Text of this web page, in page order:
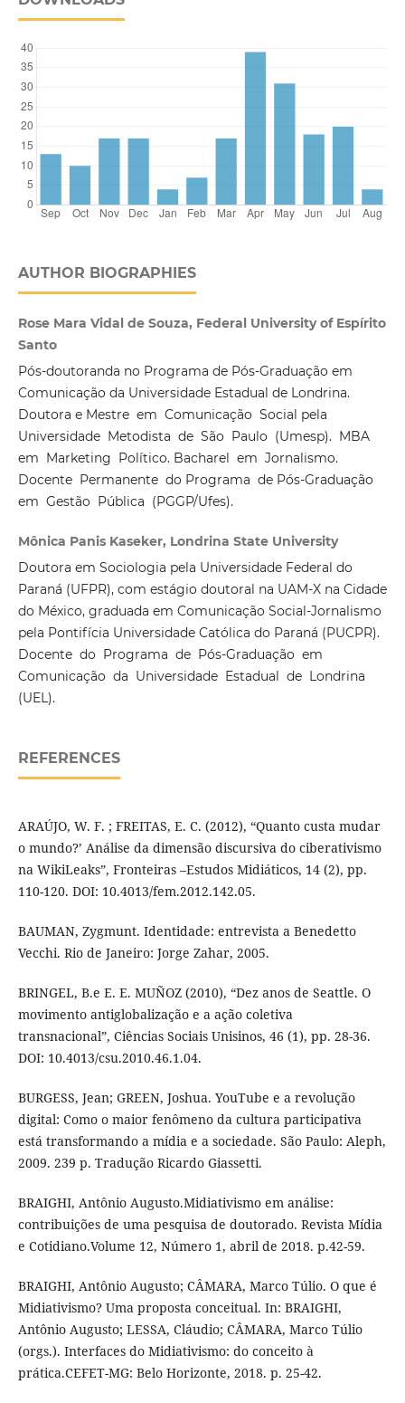
AUTHOR BIOGRAPHIES
Rose Mara Vidal de Souza, Federal University of Espírito
Santo
Pós-doutoranda no Programa de Pós-Graduação em
Comunicação da Universidade Estadual de Londrina.
Doutora e Mestre em Comunicação Social pela
Universidade Metodista de São Paulo (Umesp). MBA
em Marketing Político. Bacharel em Jornalismo.
Docente Permanente do Programa de Pós-Graduação
em Gestão Pública (PGGP/Ufes).
Mônica Panis Kaseker, Londrina State University
Doutora em Sociologia pela Universidade Federal do
Paraná (UFPR), com estágio doutoral na UAM-X na Cidade
do México, graduada em Comunicação Social-Jornalismo
pela Pontifícia Universidade Católica do Paraná (PUCPR).
Docente do Programa de Pós-Graduação em
Comunicação da Universidade Estadual de Londrina
(UEL).
REFERENCES
ARAÚJO, W. F. ; FREITAS, E. C. (2012), “Quanto custa mudar
o mundo?’ Análise da dimensão discursiva do ciberativismo
na WikiLeaks”, Fronteiras –Estudos Midiáticos, 14 (2), pp.
110-120. DOI: 10.4013/fem.2012.142.05.
BAUMAN, Zygmunt. Identidade: entrevista a Benedetto
Vecchi. Rio de Janeiro: Jorge Zahar, 2005.
BRINGEL, B.e E. E. MUÑOZ (2010), “Dez anos de Seattle. O
movimento antiglobalização e a ação coletiva
transnacional”, Ciências Sociais Unisinos, 46 (1), pp. 28-36.
DOI: 10.4013/csu.2010.46.1.04.
BURGESS, Jean; GREEN, Joshua. YouTube e a revolução
digital: Como o maior fenômeno da cultura participativa
está transformando a mídia e a sociedade. São Paulo: Aleph,
2009. 239 p. Tradução Ricardo Giassetti.
BRAIGHI, Antônio Augusto.Midiativismo em análise:
contribuições de uma pesquisa de doutorado. Revista Mídia
e Cotidiano.Volume 12, Número 1, abril de 2018. p.42-59.
BRAIGHI, Antônio Augusto; CÂMARA, Marco Túlio. O que é
Midiativismo? Uma proposta conceitual. In: BRAIGHI,
Antônio Augusto; LESSA, Cláudio; CÂMARA, Marco Túlio
(orgs.). Interfaces do Midiativismo: do conceito à
prática.CEFET-MG: Belo Horizonte, 2018. p. 25-42.